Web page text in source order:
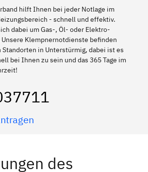
hilft Ihnen bei jeder Notlage im
- schnell und effektiv.
dabei um Gas-, Öl- oder Elektro-
Klempnernotdienste befinden
Standorten in Unterstürmig, dabei ist es
bei Ihnen zu sein und das 365 Tage im
des